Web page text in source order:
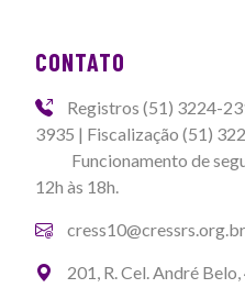
CONTATO
Registros (51) 3224-
3935 | Fiscalização (51)
Funcionamento de
12h às 18h.
cress10@cressrs.org.br
201, R. Cel. André